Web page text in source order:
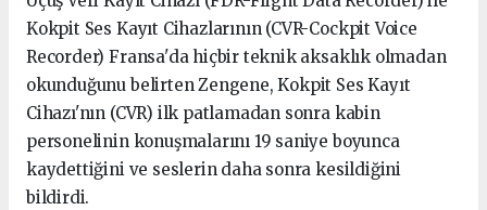
Kokpit Ses Kayıt Cihazlarının (CVR-Cockpit Voice
Recorder) Fransa'da hiçbir teknik aksaklık olmadan
okunduğunu belirten Zengene, Kokpit Ses Kayıt
Cihazı'nın (CVR) ilk patlamadan sonra kabin
personelinin konuşmalarını 19 saniye boyunca
kaydettiğini ve seslerin daha sonra kesildiğini
bildirdi.